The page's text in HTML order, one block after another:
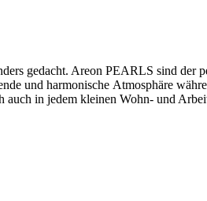
gedacht. Areon PEARLS sind der
und harmonische Atmosphäre
auch in jedem kleinen Wohn- und